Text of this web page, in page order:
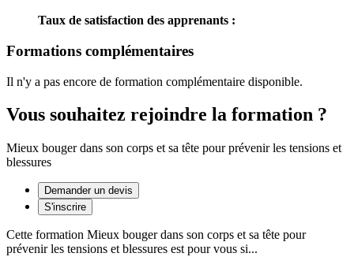
Taux de satisfaction des apprenants :
Formations complémentaires
Il n'y a pas encore de formation complémentaire disponible.
Vous souhaitez rejoindre la formation ?
Mieux bouger dans son corps et sa tête pour prévenir les tensions et
blessures
Demander un devis
S'inscrire
Cette formation Mieux bouger dans son corps et sa tête pour
prévenir les tensions et blessures est pour vous si...